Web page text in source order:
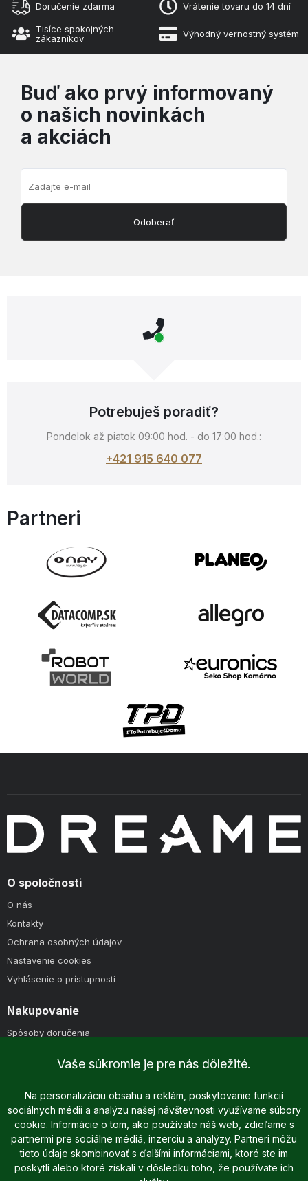
Doručenie zdarma Vrátenie tovaru do 14 dní
Tisíce spokojných
zákazníkov
Výhodný vernostný systém
Buď ako prvý informovaný
o našich novinkách
a akciách
Odoberať
Potrebuješ poradiť?
Pondelok až piatok 09:00 hod. - do 17:00 hod.:
+421 915 640 077
Partneri
O spoločnosti
O nás
Kontakty
Ochrana osobných údajov
Nastavenie cookies
Vyhlásenie o prístupnosti
Nakupovanie
Spôsoby doručenia
Obchodné podmienky
Vaše súkromie je pre nás dôležité.
Na personalizáciu obsahu a reklám, poskytovanie funkcií
sociálnych médií a analýzu našej návštevnosti využívame súbory
cookie. Informácie o tom, ako používate náš web, zdieľame s
partnermi pre sociálne médiá, inzerciu a analýzy. Partneri môžu
tieto údaje skombinovať s ďalšími informáciami, ktoré ste im
poskytli alebo ktoré získali v dôsledku toho, že používate ich